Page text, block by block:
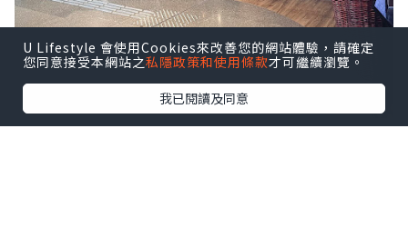
U Lifestyle 會使用Cookies來改善您的網站體驗，請確定
您同意接受本網站之私隱政策和使用條款才可繼續瀏覽。
我已閱讀及同意